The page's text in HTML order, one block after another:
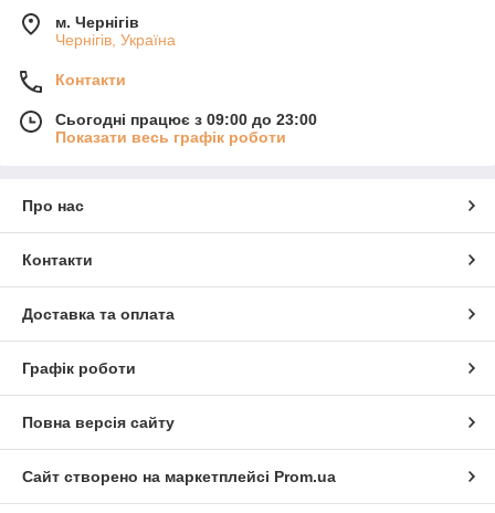
м. Чернігів
Чернігів, Україна
Контакти
Сьогодні працює з 09:00 до 23:00
Показати весь графік роботи
Про нас
Контакти
Доставка та оплата
Графік роботи
Повна версія сайту
Сайт створено на маркетплейсі Prom.ua